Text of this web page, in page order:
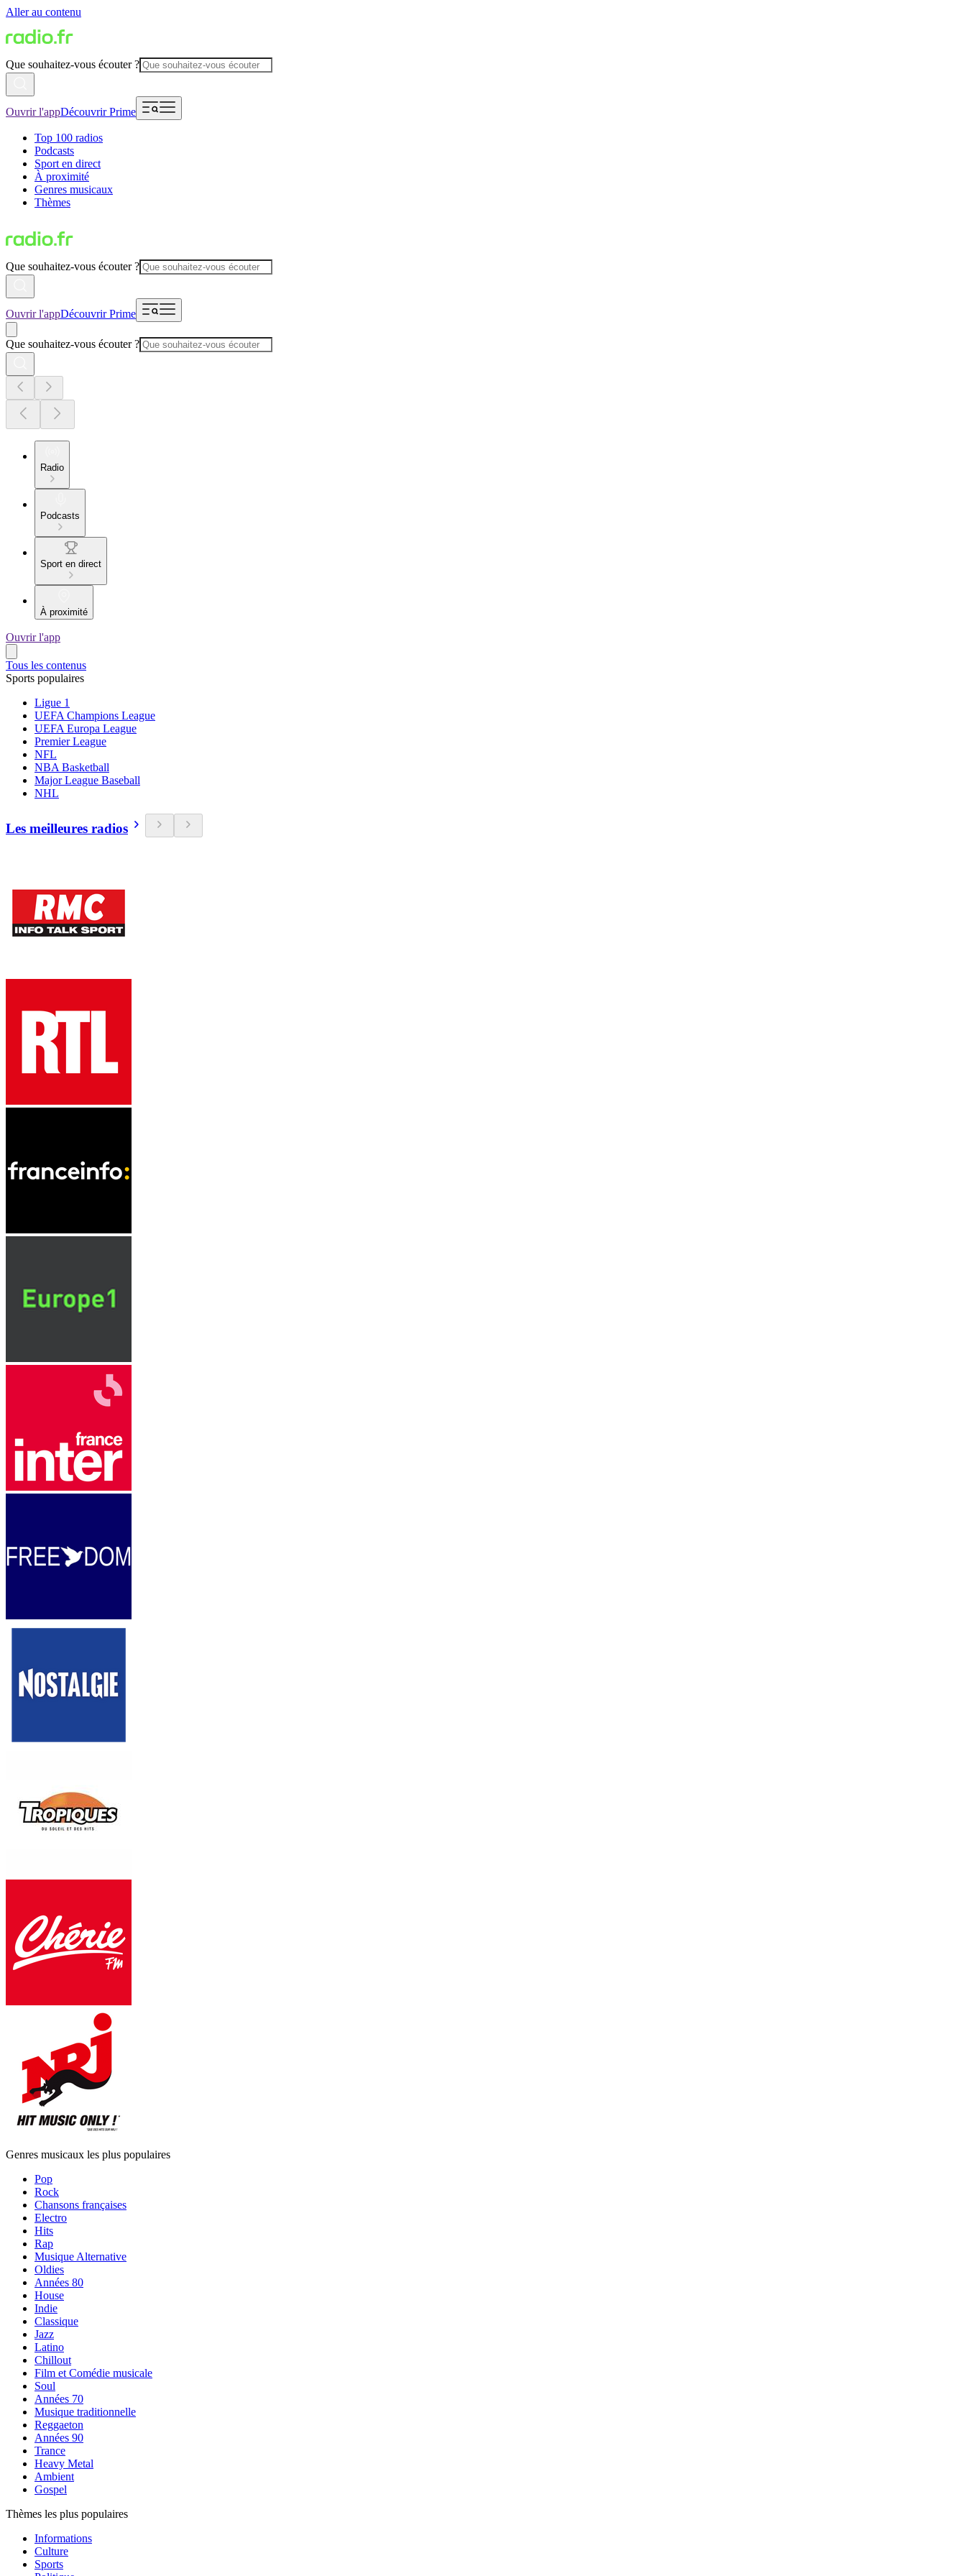
Aller au contenu
Que souhaitez-vous écouter ?
Ouvrir l'appDécouvrir Prime
Top 100 radios
Podcasts
Sport en direct
À proximité
Genres musicaux
Thèmes
Que souhaitez-vous écouter ?
Ouvrir l'appDécouvrir Prime
Que souhaitez-vous écouter ?
Radio
Podcasts
Sport en direct
À proximité
Ouvrir l'app
Tous les contenus
Sports populaires
Ligue 1
UEFA Champions League
UEFA Europa League
Premier League
NFL
NBA Basketball
Major League Baseball
NHL
Les meilleures radios
Genres musicaux les plus populaires
Pop
Rock
Chansons françaises
Electro
Hits
Rap
Musique Alternative
Oldies
Années 80
House
Indie
Classique
Jazz
Latino
Chillout
Film et Comédie musicale
Soul
Années 70
Musique traditionnelle
Reggaeton
Années 90
Trance
Heavy Metal
Ambient
Gospel
Thèmes les plus populaires
Informations
Culture
Sports